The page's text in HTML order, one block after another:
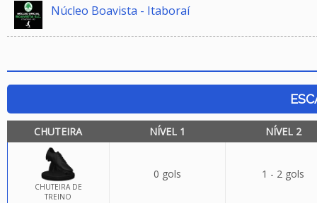
Núcleo Boavista - Itaboraí
CHUTEIRA NÍVEL 1 NÍVEL 2
CHUTEIRA DE
TREINO
0 gols 1 - 2 gols